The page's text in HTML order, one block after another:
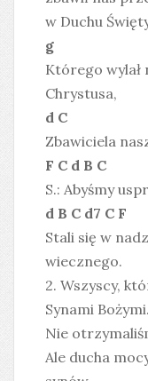
w Duchu
g
Którego wylał
Chrystusa,
d C
Zbawiciela
F C d B C
S.: Abyśmy
d B C d7 C F
Stali się w
wiecznego.
2. Wszyscy,
Synami Bożymi.
Nie
Ale ducha